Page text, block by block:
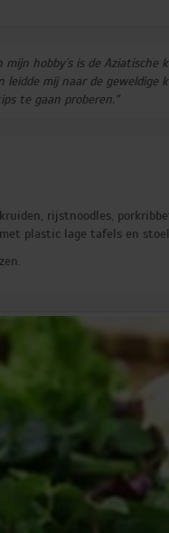
Macedonië (1)
mijn hobby´s is de
mij naar de geweldige
te gaan proberen."
rijstnoodles,
plastic lage tafels en